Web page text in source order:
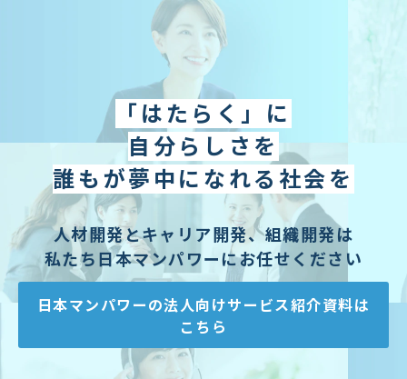
法人のお客様向け
教育関係者向け
HRフェス／イベント情報
キャリアのこれから研究所
企業情報
採用情報
「はたらく」に
自分らしさを
誰もが夢中になれる社会を
人材開発とキャリア開発、組織開発は
私たち日本マンパワーにお任せください
日本マンパワーの法人向けサービス紹介資料は
こちら